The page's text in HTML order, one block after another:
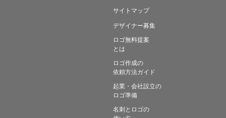
サイトマップ
デザイナー募集
ロゴ無料提案
とは
ロゴ作成の
依頼方法ガイド
起業・会社設立の
ロゴ準備
名刺とロゴの